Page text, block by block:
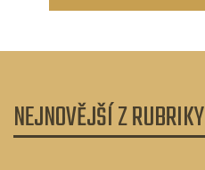
NEJNOVĚJŠÍ Z RUBRIKY